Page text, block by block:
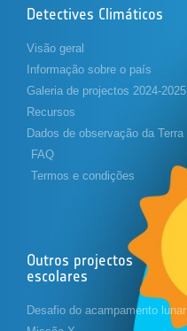
Detectives Climáticos
Visão geral
Informação sobre o país
Galeria de projectos 2024-2025
Recursos
Dados de observação da Terra
FAQ
Termos e condições
Outros projectos
escolares
Desafio do acampamento lunar